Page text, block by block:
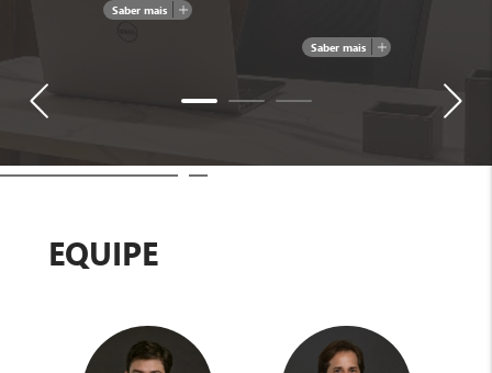
Saber mais
Saber mais
EQUIPE